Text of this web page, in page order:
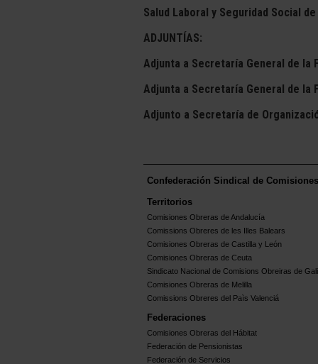
Salud Laboral y Seguridad Social
ADJUNTÍAS:
Adjunta a Secretaría General de la
Adjunta a Secretaría General de la
Adjunto a Secretaría de
Confederación Sindical de
Territorios
Comisiones Obreras de Andalucía
Comissions Obreres de les Illes Balears
Comisiones Obreras de Castilla y León
Comisiones Obreras de Ceuta
Sindicato Nacional de Comisions Obreiras de
Comisiones Obreras de Melilla
Comissions Obreres del Paìs Valenciá
Federaciones
Comisiones Obreras del Hábitat
Federación de Pensionistas
Federación de Servicios